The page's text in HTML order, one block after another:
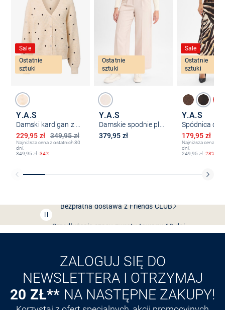
Sale
Ostatnie
sztuki
Y.A.S
349,95 zł
Obniżona cena
229,95 zł
Najniższa cena z ostatnich 30
dni:
349,95zł-34%
Ostatnie
sztuki
Y.A.S
379,95 zł
Sale
Ostatnie
sztuki
Y.A.S
Obniżona
179,95 zł
Najniższa cena z
dni:
249,95zł-28%
Odkryj aplikację VANGRAAF
ZALOGUJ SIĘ DO
NEWSLETTERA I OTRZYMAJ
20 ZŁ** NA NASTĘPNE ZAKUPY!